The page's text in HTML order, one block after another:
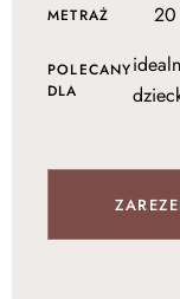
METRAŻ 20
POLECANY
DLA